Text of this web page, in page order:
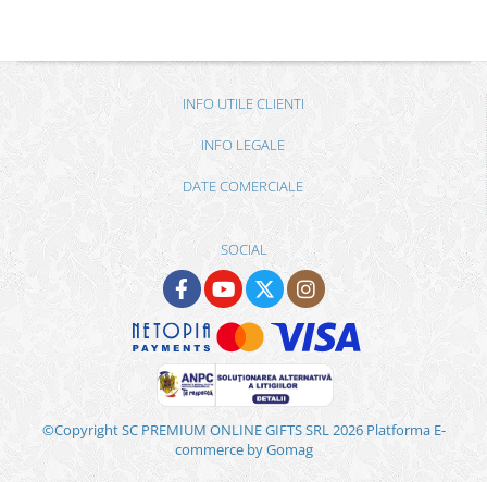
INFO UTILE CLIENTI
INFO LEGALE
DATE COMERCIALE
SOCIAL
©Copyright SC PREMIUM ONLINE GIFTS SRL 2026 Platforma E-
commerce by Gomag